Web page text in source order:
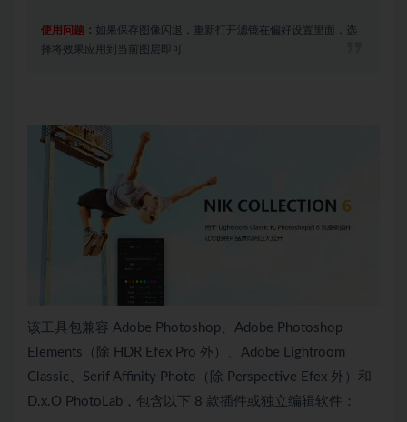
使用问题： 如果保存图像闪退，重新打开滤镜在偏好设置里面，选
择将效果应用到当前图层即可
该工具包兼容 Adobe Photoshop、Adobe Photoshop
Elements（除 HDR Efex Pro 外）、Adobe Lightroom
Classic、Serif Affinity Photo（除 Perspective Efex 外）和
D.x.O PhotoLab，包含以下 8 款插件或独立编辑软件：